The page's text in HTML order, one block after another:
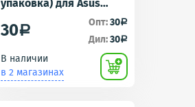
упаковка) для Asus
ZenFone Go (ZC451TG)
30a Опт:30a
Дил:30a
В наличии
в 2 магазинах